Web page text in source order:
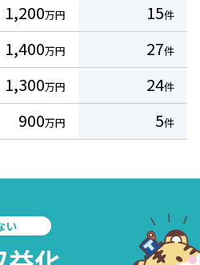
1,200万円 15件
1,400万円 27件
1,300万円 24件
900万円 5件
い